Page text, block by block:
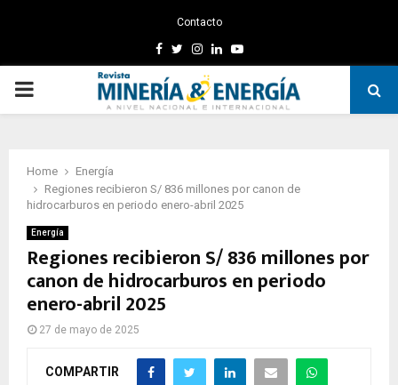
Contacto
Facebook
TwitterInstagram
LinkedinYoutube
PRIMARY
Home
Energía
Regiones recibieron S/ 836 millones por canon de
hidrocarburos en periodo enero-abril 2025
Energía
Regiones recibieron S/ 836 millones por
canon de hidrocarburos en periodo
enero-abril 2025
27 de mayo de 2025
COMPARTIR